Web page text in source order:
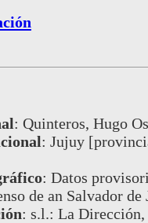
: Quinteros, Hugo
: Jujuy
: Datos
de an Salvador
: s.l.: La Dirección,